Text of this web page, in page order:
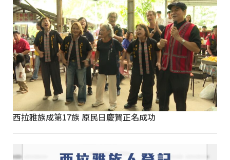
西拉雅族成第17族 原民日慶賀正名成功